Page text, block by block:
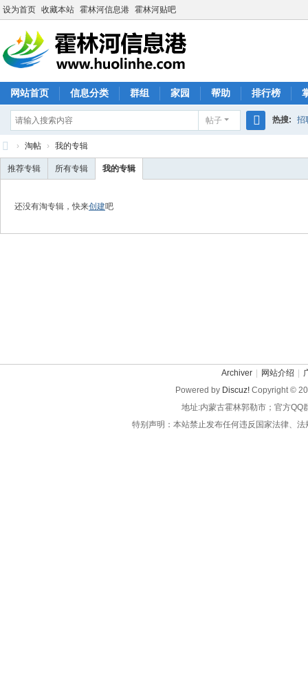
设为首页 收藏本站 霍林河信息港 霍林河贴吧
网站首页 信息分类 群组 家园 帮助 排行榜
帖子
索
热搜: 招
霍
› 淘帖 › 我的专辑
推荐专辑 所有专辑 我的专辑
还没有淘专辑，快来创建吧
Archiver 网站介绍
Powered by Discuz! Copyright ©
地址:内蒙古霍林郭勒市；官方QQ
特别声明：本站禁止发布任何违反国家法律、